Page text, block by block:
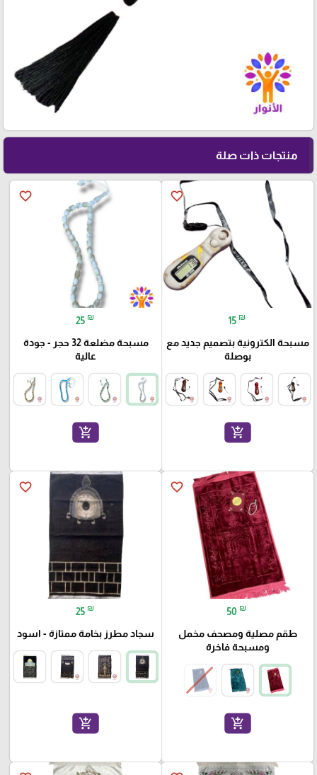
منتجات ذات صلة
favorite_border
15 ₪
مسبحة الكترونية بتصميم جديد مع
بوصلة
add_shopping_cart
favorite_border
25 ₪
مسبحة مضلعة 32 حجر - جودة
عالية
add_shopping_cart
favorite_border
50 ₪
طقم مصلية ومصحف مخمل
ومسبحة فاخرة
add_shopping_cart
favorite_border
25 ₪
سجاد مطرز بخامة ممتازة - اسود
add_shopping_cart